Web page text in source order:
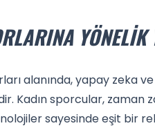
YÖNELIK
alanında, yapay zeka
Kadın sporcular,
sayesinde eşit bir